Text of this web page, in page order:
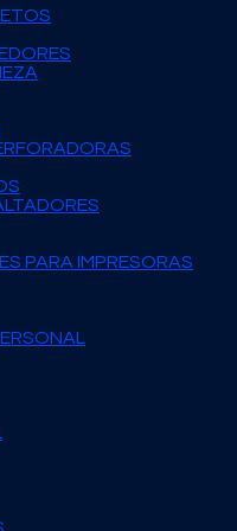
PARA IMPRESORAS